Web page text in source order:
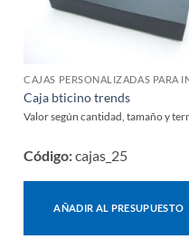
Caja bticino trends
Valor según cantidad, tamaño y
Código:cajas_25
AÑADIR AL PRESUPUESTO